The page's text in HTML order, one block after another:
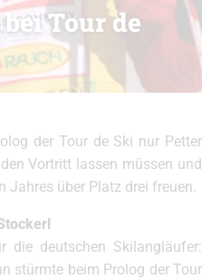
Tour de
der Tour de Ski nur Petter
Vortritt lassen müssen und
Jahres über Platz drei freuen.
deutschen Skilangläufer:
stürmte beim Prolog der Tour